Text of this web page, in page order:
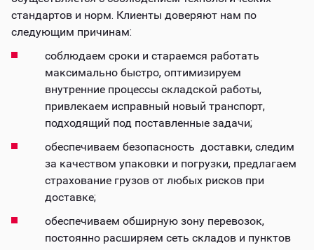
стандартов и норм. Клиенты доверяют нам по
следующим причинам:
соблюдаем сроки и стараемся работать
максимально быстро, оптимизируем
внутренние процессы складской работы,
привлекаем исправный новый транспорт,
подходящий под поставленные задачи;
обеспечиваем безопасность доставки, следим
за качеством упаковки и погрузки, предлагаем
страхование грузов от любых рисков при
доставке;
обеспечиваем обширную зону перевозок,
постоянно расширяем сеть складов и пунктов